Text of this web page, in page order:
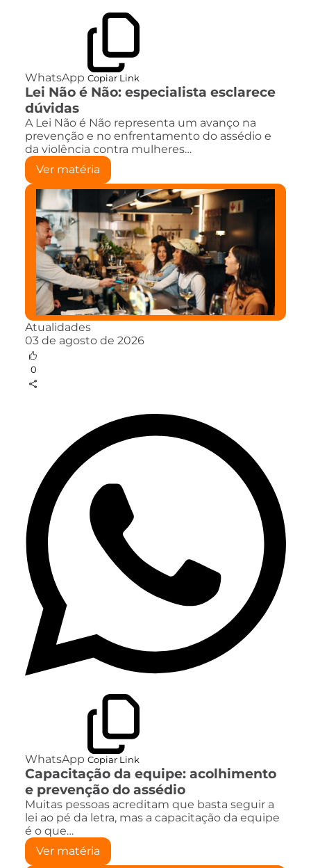
WhatsApp Copiar Link
Lei Não é Não: especialista esclarece
dúvidas
A Lei Não é Não representa um avanço na
prevenção e no enfrentamento do assédio e
da violência contra mulheres…
Ver matéria
Atualidades
03 de agosto de 2026
0
WhatsApp Copiar Link
Capacitação da equipe: acolhimento
e prevenção do assédio
Muitas pessoas acreditam que basta seguir a
lei ao pé da letra, mas a capacitação da equipe
é o que…
Ver matéria